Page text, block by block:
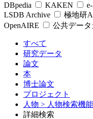
DBpedia
KAKEN
LSDB Archive
極地研
OpenAIRE
公共デー
すべて
研究データ
論文
本
博士論文
プロジェクト
人物 > 人物検索機
詳細検索